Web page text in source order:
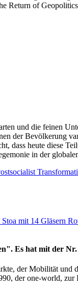
Return of
und die feinen
der Bevölkerung
dass heute diese
in der
mit 14 Gläsern
Es hat mit der
der Mobilität
der one-world,